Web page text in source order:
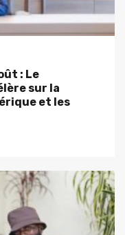
: Le
sur la
et les